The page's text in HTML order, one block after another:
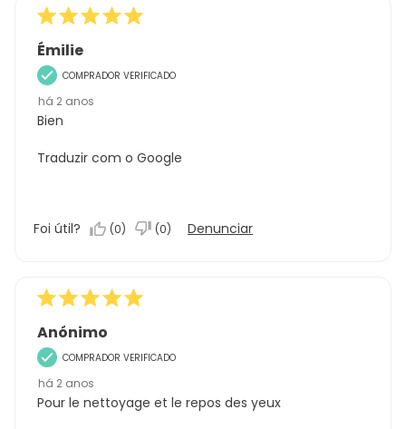
Émilie
COMPRADOR VERIFICADO
há 2 anos
Bien
Traduzir com o Google
Foi útil? (0) (0) Denunciar
Anónimo
COMPRADOR VERIFICADO
há 2 anos
Pour le nettoyage et le repos des yeux